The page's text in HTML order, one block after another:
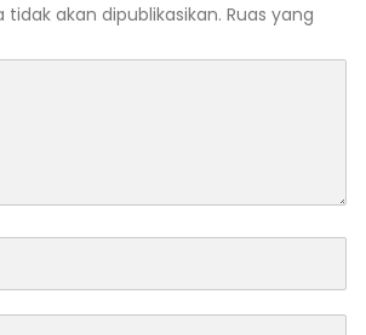
akan dipublikasikan. Ruas yang